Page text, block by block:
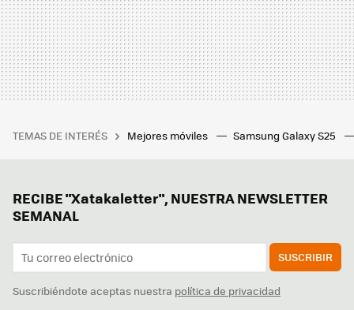
TEMAS DE INTERÉS Mejores móviles Samsung Galaxy S25
RECIBE "Xatakaletter", NUESTRA NEWSLETTER
SEMANAL
SUSCRIBIR
Suscribiéndote aceptas nuestra política de privacidad